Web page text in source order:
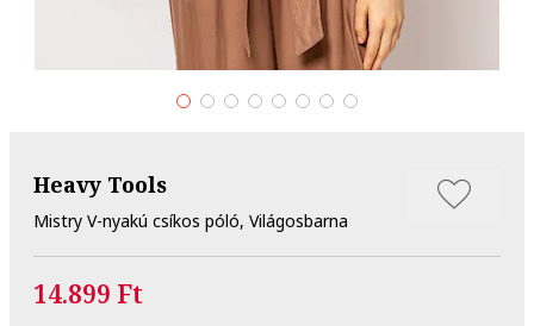
Heavy Tools
Mistry V-nyakú csíkos póló, Világosbarna
14.899 Ft